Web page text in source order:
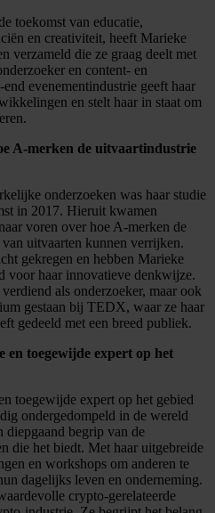
toekomst van educatie,
en creativiteit, heeft Marieke
verzameld die ze graag deelt met
en content- en
evenementindustrie geeft haar
en stelt haar in staat om
A-merken de uitvaartindustrie
onderzoeken was haar studie
in 2017. Hieruit kwamen
voren over hoe A-merken de
uitvaarten kunnen verrijken.
gekregen en hebben Marieke
voor haar innovatieve denkwijze.
als onderzoeker, maar ook
gestaan bij TEDX, waar ze haar
gedeeld met een breed publiek.
en toegewijde expert op het
toegewijde expert op het gebied
ondergedompeld in de wereld
diepgaand begrip van de
die het biedt. Met haar uitgebreide
en workshops om anderen te
dagelijks leven en onderneming.
crypto-gerelateerde